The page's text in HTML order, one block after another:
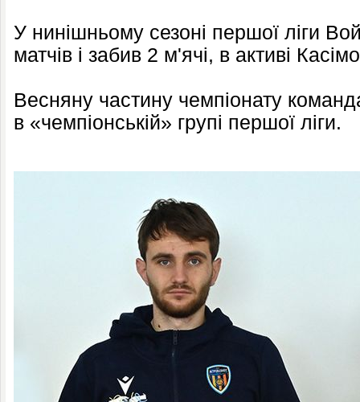
У нинішньому сезоні першої ліги
матчів і забив 2 м'ячі, в активі
Весняну частину чемпіонату
в «чемпіонській» групі першої ліги.